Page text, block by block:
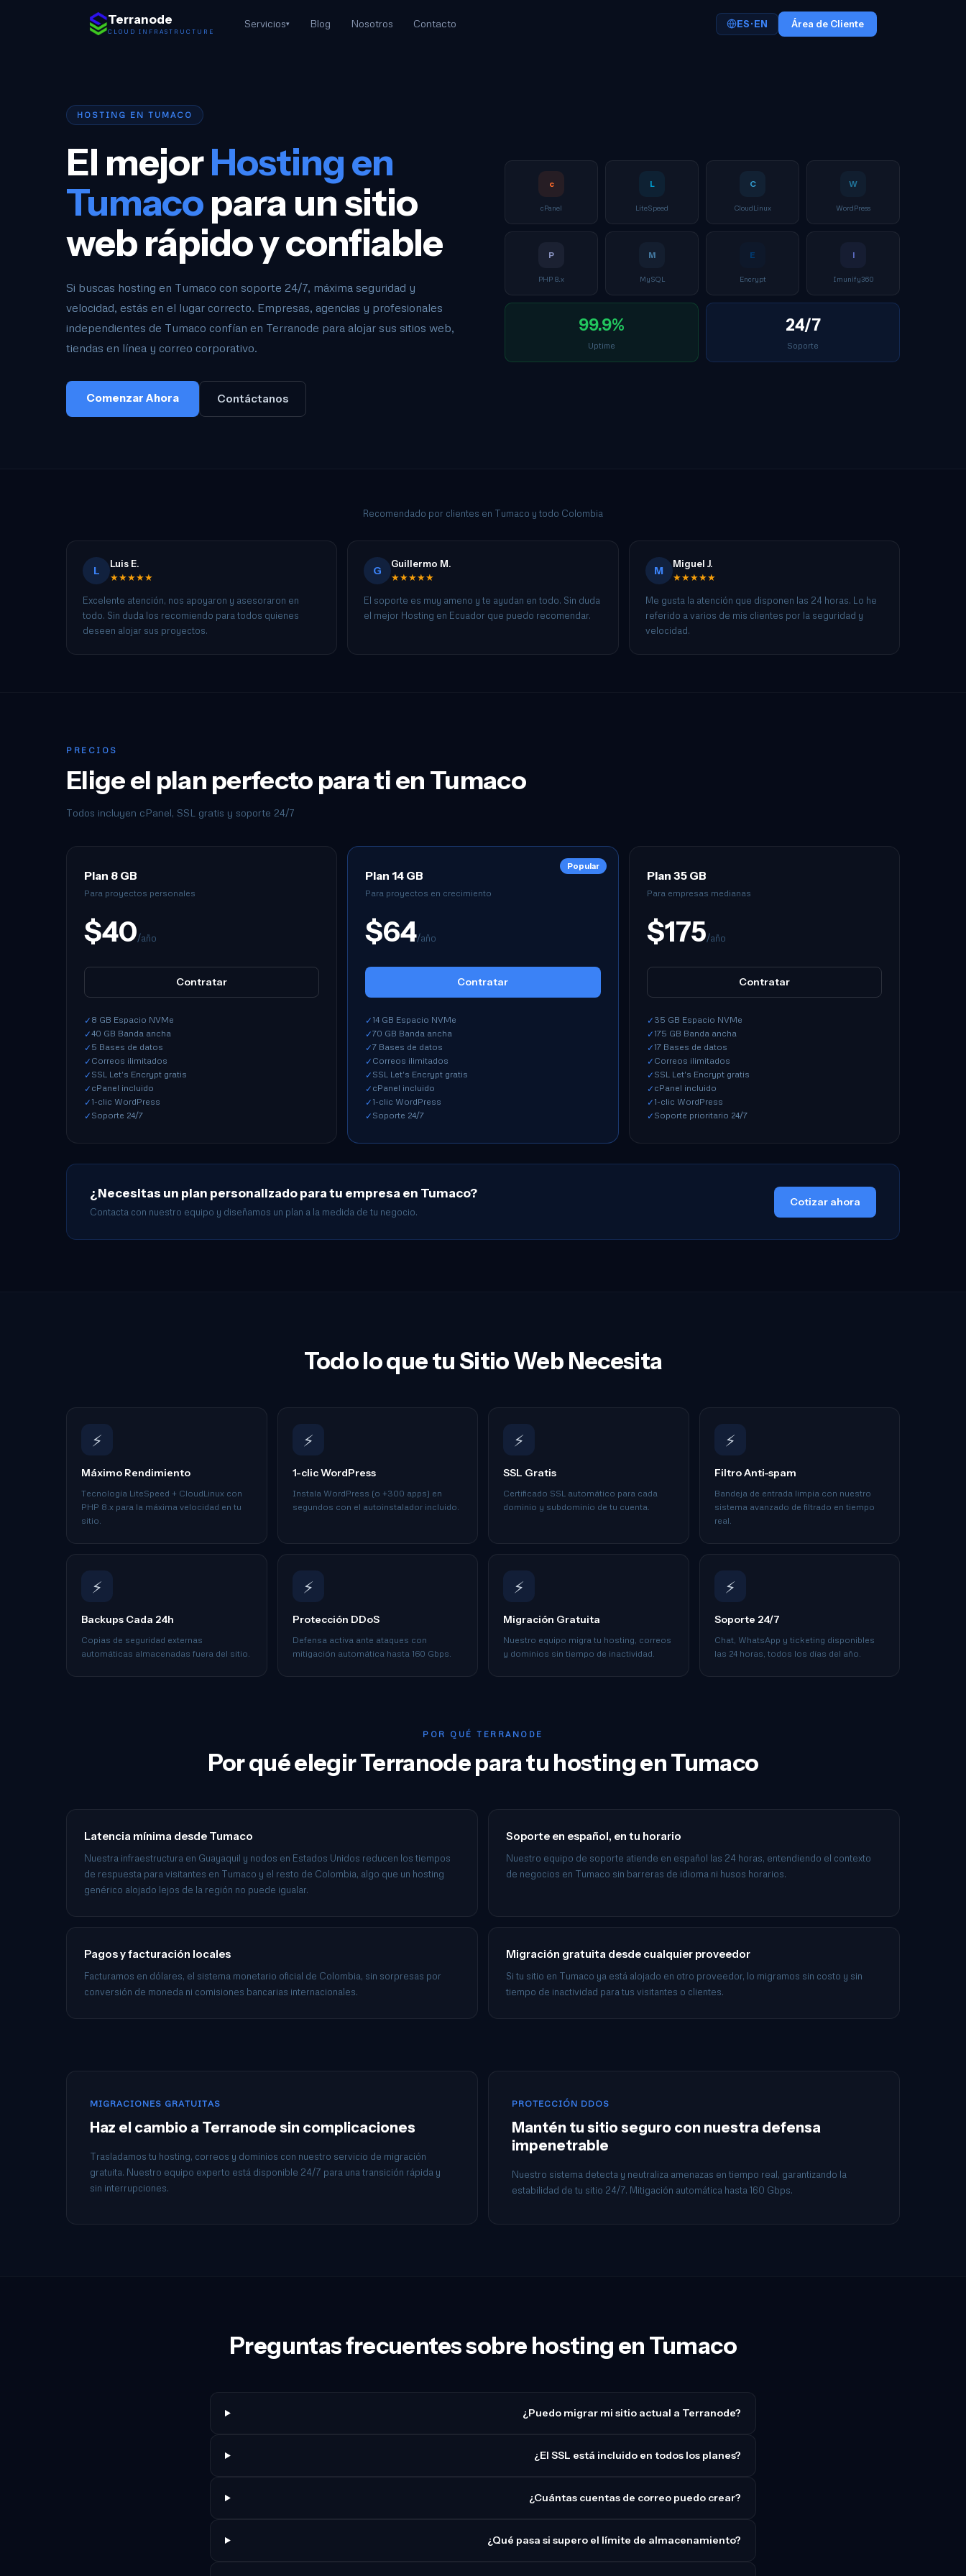
Terranode
CLOUD INFRASTRUCTURE
Servicios▾ Blog Nosotros Contacto ES · EN Área de Cliente
HOSTING EN TUMACO
El mejorHosting en
Tumacopara un sitio
web rápido y confiable
Si buscas hosting en Tumaco con soporte 24/7, máxima seguridad y
velocidad, estás en el lugar correcto. Empresas, agencias y profesionales
independientes de Tumaco confían en Terranode para alojar sus sitios web,
tiendas en línea y correo corporativo.
Comenzar Ahora Contáctanos
c
cPanel
L
LiteSpeed
C
CloudLinux
W
WordPress
P
PHP 8.x
M
MySQL
E
Encrypt
I
Imunify360
99.9%
Uptime
24/7
Soporte
Recomendado por clientes en Tumaco y todo Colombia
L
Luis E.
★★★★★
Excelente atención, nos apoyaron y asesoraron en
todo. Sin duda los recomiendo para todos quienes
deseen alojar sus proyectos.
G
Guillermo M.
★★★★★
El soporte es muy ameno y te ayudan en todo. Sin duda
el mejor Hosting en Ecuador que puedo recomendar.
M
Miguel J.
★★★★★
Me gusta la atención que disponen las 24 horas. Lo he
referido a varios de mis clientes por la seguridad y
velocidad.
PRECIOS
Elige el plan perfecto para ti en Tumaco
Todos incluyen cPanel, SSL gratis y soporte 24/7
Plan 8 GB
Para proyectos personales
$40/año
Contratar
✓ 8 GB Espacio NVMe
✓40 GB Banda ancha
✓ 5 Bases de datos
✓ Correos ilimitados
✓ SSL Let's Encrypt gratis
✓ cPanel incluido
✓ 1-clic WordPress
✓ Soporte 24/7
Popular
Plan 14 GB
Para proyectos en crecimiento
$64/año
Contratar
✓ 14 GB Espacio NVMe
✓70 GB Banda ancha
✓7 Bases de datos
✓ Correos ilimitados
✓ SSL Let's Encrypt gratis
✓ cPanel incluido
✓ 1-clic WordPress
✓ Soporte 24/7
Plan 35 GB
Para empresas medianas
$175/año
Contratar
✓ 35 GB Espacio NVMe
✓ 175 GB Banda ancha
✓ 17 Bases de datos
✓ Correos ilimitados
✓ SSL Let's Encrypt gratis
✓ cPanel incluido
✓ 1-clic WordPress
✓ Soporte prioritario 24/7
¿Necesitas un plan personalizado para tu empresa en Tumaco?
Contacta con nuestro equipo y diseñamos un plan a la medida de tu negocio.
Cotizar ahora
Todo lo que tu Sitio Web Necesita
⚡
Máximo Rendimiento
Tecnología LiteSpeed + CloudLinux con
PHP 8.x para la máxima velocidad en tu
sitio.
⚡
1-clic WordPress
Instala WordPress (o +300 apps) en
segundos con el autoinstalador incluido.
⚡
SSL Gratis
Certificado SSL automático para cada
dominio y subdominio de tu cuenta.
⚡
Filtro Anti-spam
Bandeja de entrada limpia con nuestro
sistema avanzado de filtrado en tiempo
real.
⚡
Backups Cada 24h
Copias de seguridad externas
automáticas almacenadas fuera del sitio.
⚡
Protección DDoS
Defensa activa ante ataques con
mitigación automática hasta 160 Gbps.
⚡
Migración Gratuita
Nuestro equipo migra tu hosting, correos
y dominios sin tiempo de inactividad.
⚡
Soporte 24/7
Chat, WhatsApp y ticketing disponibles
las 24 horas, todos los días del año.
POR QUÉ TERRANODE
Por qué elegir Terranode para tu hosting en Tumaco
Latencia mínima desde Tumaco
Nuestra infraestructura en Guayaquil y nodos en Estados Unidos reducen los tiempos
de respuesta para visitantes en Tumaco y el resto de Colombia, algo que un hosting
genérico alojado lejos de la región no puede igualar.
Soporte en español, en tu horario
Nuestro equipo de soporte atiende en español las 24 horas, entendiendo el contexto
de negocios en Tumaco sin barreras de idioma ni husos horarios.
Pagos y facturación locales
Facturamos en dólares, el sistema monetario oficial de Colombia, sin sorpresas por
conversión de moneda ni comisiones bancarias internacionales.
Migración gratuita desde cualquier proveedor
Si tu sitio en Tumaco ya está alojado en otro proveedor, lo migramos sin costo y sin
tiempo de inactividad para tus visitantes o clientes.
MIGRACIONES GRATUITAS
Haz el cambio a Terranode sin complicaciones
Trasladamos tu hosting, correos y dominios con nuestro servicio de migración
gratuita. Nuestro equipo experto está disponible 24/7 para una transición rápida y
sin interrupciones.
PROTECCIÓN DDOS
Mantén tu sitio seguro con nuestra defensa
impenetrable
Nuestro sistema detecta y neutraliza amenazas en tiempo real, garantizando la
estabilidad de tu sitio 24/7. Mitigación automática hasta 160 Gbps.
Preguntas frecuentes sobre hosting en Tumaco
¿Puedo migrar mi sitio actual a Terranode?
¿El SSL está incluido en todos los planes?
¿Cuántas cuentas de correo puedo crear?
¿Qué pasa si supero el límite de almacenamiento?